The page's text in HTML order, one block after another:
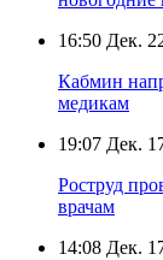
16:50 Дек.
Кабмин
медикам
19:07 Дек.
Роструд
врачам
14:08 Дек.